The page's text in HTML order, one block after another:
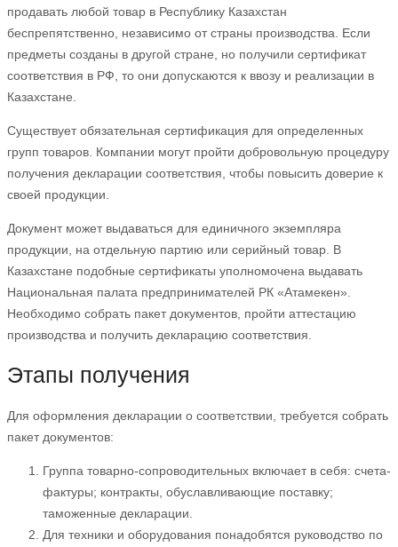
продавать любой товар в Республику Казахстан
беспрепятственно, независимо от страны производства. Если
предметы созданы в другой стране, но получили сертификат
соответствия в РФ, то они допускаются к ввозу и реализации в
Казахстане.
Существует обязательная сертификация для определенных
групп товаров. Компании могут пройти добровольную процедуру
получения декларации соответствия, чтобы повысить доверие к
своей продукции.
Документ может выдаваться для единичного экземпляра
продукции, на отдельную партию или серийный товар. В
Казахстане подобные сертификаты уполномочена выдавать
Национальная палата предпринимателей РК «Атамекен».
Необходимо собрать пакет документов, пройти аттестацию
производства и получить декларацию соответствия.
Этапы получения
Для оформления декларации о соответствии, требуется собрать
пакет документов:
Группа товарно-сопроводительных включает в себя: счета-
фактуры; контракты, обуславливающие поставку;
таможенные декларации.
Для техники и оборудования понадобятся руководство по